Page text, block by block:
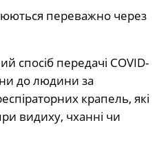
переважно через
спосіб передачі COVID-
до людини за
крапель, які
видиху, чханні чи